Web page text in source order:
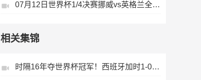
07月12日世界杯1/4决赛挪威vs英格兰全场录像
相关集锦
时隔16年夺世界杯冠军！西班牙加时1-0阿根廷费兰制胜恩佐染红